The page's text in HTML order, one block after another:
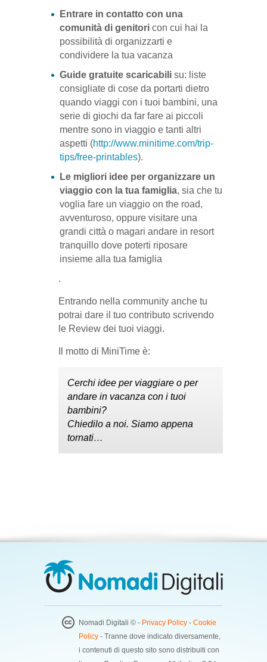
Entrare in contatto con una
comunità di genitori con cui hai la
possibilità di organizzarti e
condividere la tua vacanza
Guide gratuite scaricabili su: liste
consigliate di cose da portarti dietro
quando viaggi con i tuoi bambini, una
serie di giochi da far fare ai piccoli
mentre sono in viaggio e tanti altri
aspetti (http://www.minitime.com/trip-
tips/free-printables).
Le migliori idee per organizzare un
viaggio con la tua famiglia, sia che tu
voglia fare un viaggio on the road,
avventuroso, oppure visitare una
grandi città o magari andare in resort
tranquillo dove poterti riposare
insieme alla tua famiglia
.
Entrando nella community anche tu
potrai dare il tuo contributo scrivendo
le Review dei tuoi viaggi.
Il motto di MiniTime è:
Cerchi idee per viaggiare o per
andare in vacanza con i tuoi
bambini?
Chiedilo a noi. Siamo appena
tornati…
Nomadi Digitali © - Privacy Policy - Cookie
Policy - Tranne dove indicato diversamente,
i contenuti di questo sito sono distribuiti con